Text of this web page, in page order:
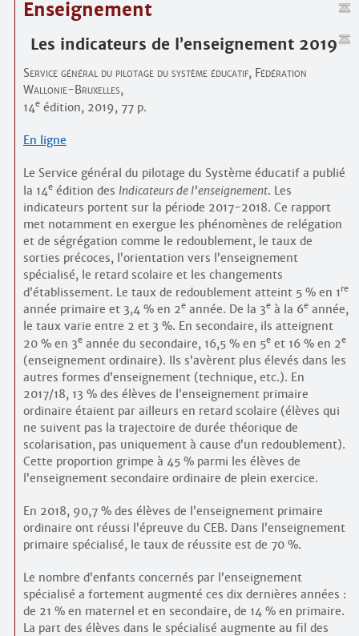
Enseignement
Les indicateurs de l’enseignement 2019
Service général du pilotage du système éducatif, Fédération
Wallonie-Bruxelles,
14eédition, 2019, 77 p.
En ligne
Le Service général du pilotage du Système éducatif a publié
la 14eédition des Indicateurs de l’enseignement. Les
indicateurs portent sur la période 2017-2018. Ce rapport
met notamment en exergue les phénomènes de relégation
et de ségrégation comme le redoublement, le taux de
sorties précoces, l’orientation vers l’enseignement
spécialisé, le retard scolaire et les changements
d’établissement. Le taux de redoublement atteint 5 % en 1re
année primaire et 3,4 % en 2eannée. De la 3eà la 6eannée,
le taux varie entre 2 et 3 %. En secondaire, ils atteignent
20 % en 3eannée du secondaire, 16,5 % en 5eet 16 % en 2e
(enseignement ordinaire). Ils s’avèrent plus élevés dans les
autres formes d’enseignement (technique, etc.). En
2017/18, 13 % des élèves de l’enseignement primaire
ordinaire étaient par ailleurs en retard scolaire (élèves qui
ne suivent pas la trajectoire de durée théorique de
scolarisation, pas uniquement à cause d’un redoublement).
Cette proportion grimpe à 45 % parmi les élèves de
l’enseignement secondaire ordinaire de plein exercice.
En 2018, 90,7 % des élèves de l’enseignement primaire
ordinaire ont réussi l’épreuve du CEB. Dans l’enseignement
primaire spécialisé, le taux de réussite est de 70 %.
Le nombre d’enfants concernés par l’enseignement
spécialisé a fortement augmenté ces dix dernières années :
de 21 % en maternel et en secondaire, de 14 % en primaire.
La part des élèves dans le spécialisé augmente au fil des